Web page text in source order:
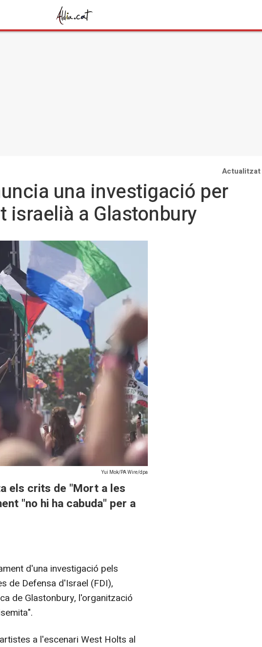
Actualitzat
una investigació per
a Glastonbury
Yui Mok/PA Wire/dpa
els crits de "Mort a les
"no hi ha cabuda" per a
d'una investigació pels
de Defensa d'Israel (FDI),
de Glastonbury, l'organització
a l'escenari West Holts al